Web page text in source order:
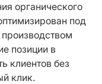
органического
под
позиции в
клиентов без
клик.